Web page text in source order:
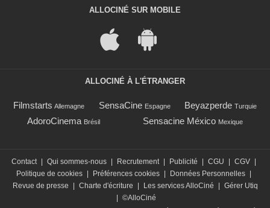
ALLOCINÉ SUR MOBILE
ALLOCINÉ À L'ÉTRANGER
Filmstarts Allemagne SensaCine Espagne Beyazperde Turquie
AdoroCinema Brésil Sensacine México Mexique
Contact Qui sommes-nous Recrutement Publicité CGU CGV
Politique de cookies
Préférences cookies Données Personnelles
Revue de presse
Charte d'écriture Les services AlloCiné
Gérer Utiq
©AlloCiné